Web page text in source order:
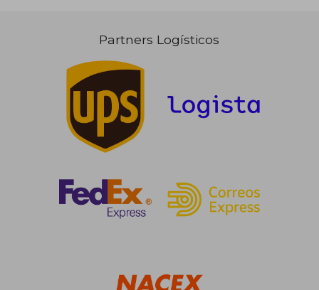
Partners Logísticos